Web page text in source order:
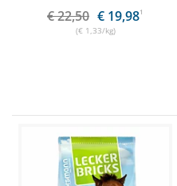
€ 22,50 € 19,981
(€ 1,33/kg)